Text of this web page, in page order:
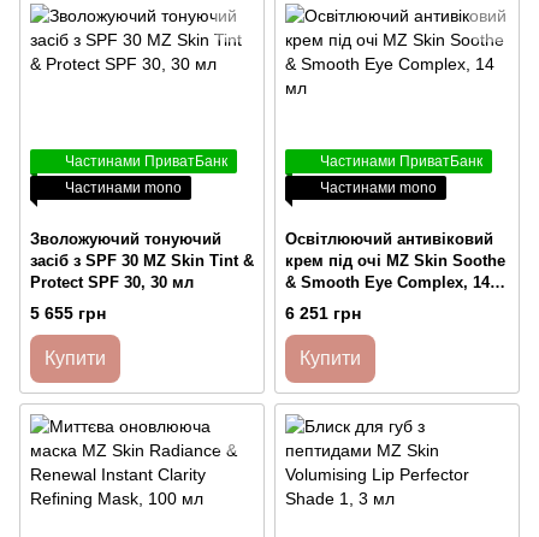
Частинами ПриватБанк
Частинами mono
Зволожуючий тонуючий
засіб з SPF 30 MZ Skin Tint &
Protect SPF 30, 30 мл
5 655 грн
Купити
Частинами ПриватБанк
Частинами mono
Освітлюючий антивіковий
крем під очі MZ Skin Soothe
& Smooth Eye Complex, 14
мл
6 251 грн
Купити